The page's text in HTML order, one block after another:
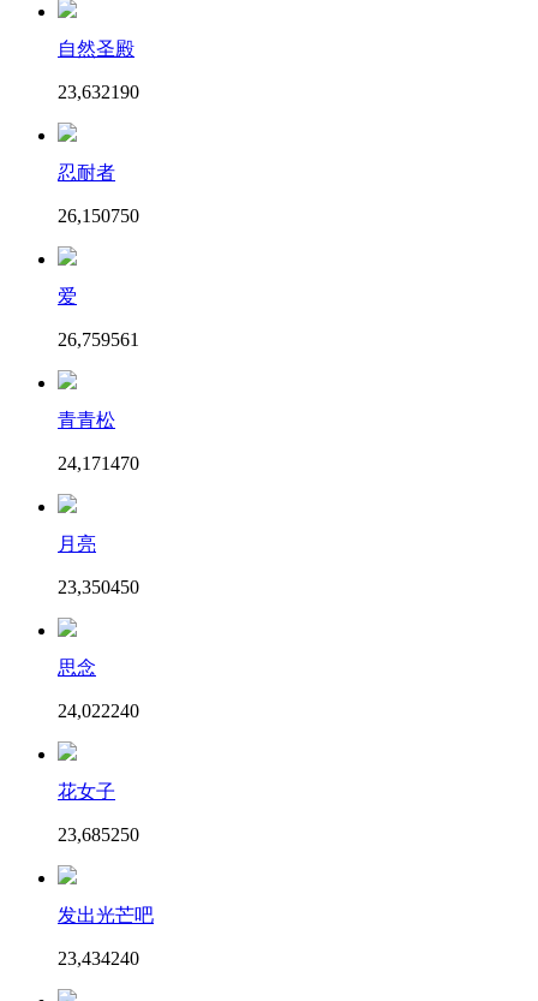
自然圣殿
23,632190
忍耐者
26,150750
爱
26,759561
青青松
24,171470
月亮
23,350450
思念
24,022240
花女子
23,685250
发出光芒吧
23,434240